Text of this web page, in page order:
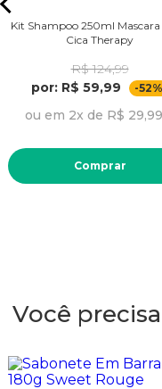
Kit Shampoo 250ml
Cica Therapy
R$ 124,99
por: R$ 59,99
-52%
ou em 2x de R$ 29,99
Comprar
Você